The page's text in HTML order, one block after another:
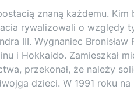
znaną każdemu. Kim
rywalizowali o względy
III. Wygnaniec
i Hokkaido. Zamieszkał
przekonał, że należy
dzieci. W 1991 roku